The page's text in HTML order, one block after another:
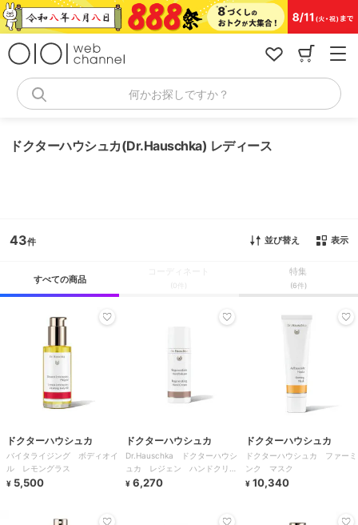
コ
ン
何かお探しですか？
ドクターハウシュカ(Dr.Hauschka) レディース
43 並び替え 表示
すべての商品
(0件)
特集
(6件)
ドクターハウシュカ
バイタライジング ボディオイ
ル レモングラス
¥ 5,500
ドクターハウシュカ
Dr.Hauschka ドクターハウシ
ュカ レジェン ハンドクリー
ム
¥ 6,270
ドクターハウシュカ
ドクターハウシュカ ファーミ
ンク マスク
¥ 10,340